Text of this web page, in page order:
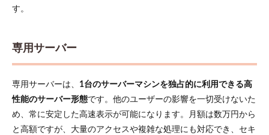
す。
専用サーバー
専用サーバーは、 1台のサーバーマシンを独占的に利用できる高
性能のサーバー形態です。他のユーザーの影響を一切受けないた
め、常に安定した高速表示が可能になります。月額は数万円から
と高額ですが、大量のアクセスや複雑な処理にも対応でき、セキ